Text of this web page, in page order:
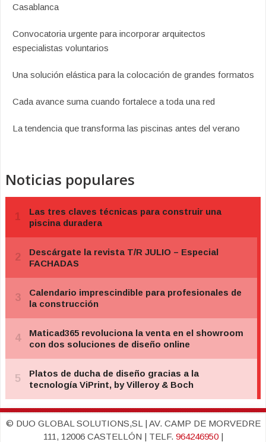
Casablanca
Convocatoria urgente para incorporar arquitectos
especialistas voluntarios
Una solución elástica para la colocación de grandes formatos
Cada avance suma cuando fortalece a toda una red
La tendencia que transforma las piscinas antes del verano
Noticias populares
© DUO GLOBAL SOLUTIONS,SL | AV. CAMP DE MORVEDRE
111, 12006 CASTELLÓN | TELF. 964246950|